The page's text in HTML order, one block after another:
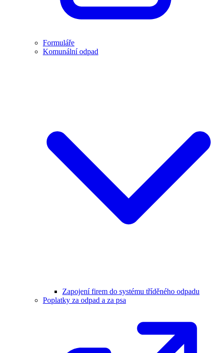
Formuláře
Komunální odpad
Zapojení firem do systému tříděného odpadu
Poplatky za odpad a za psa